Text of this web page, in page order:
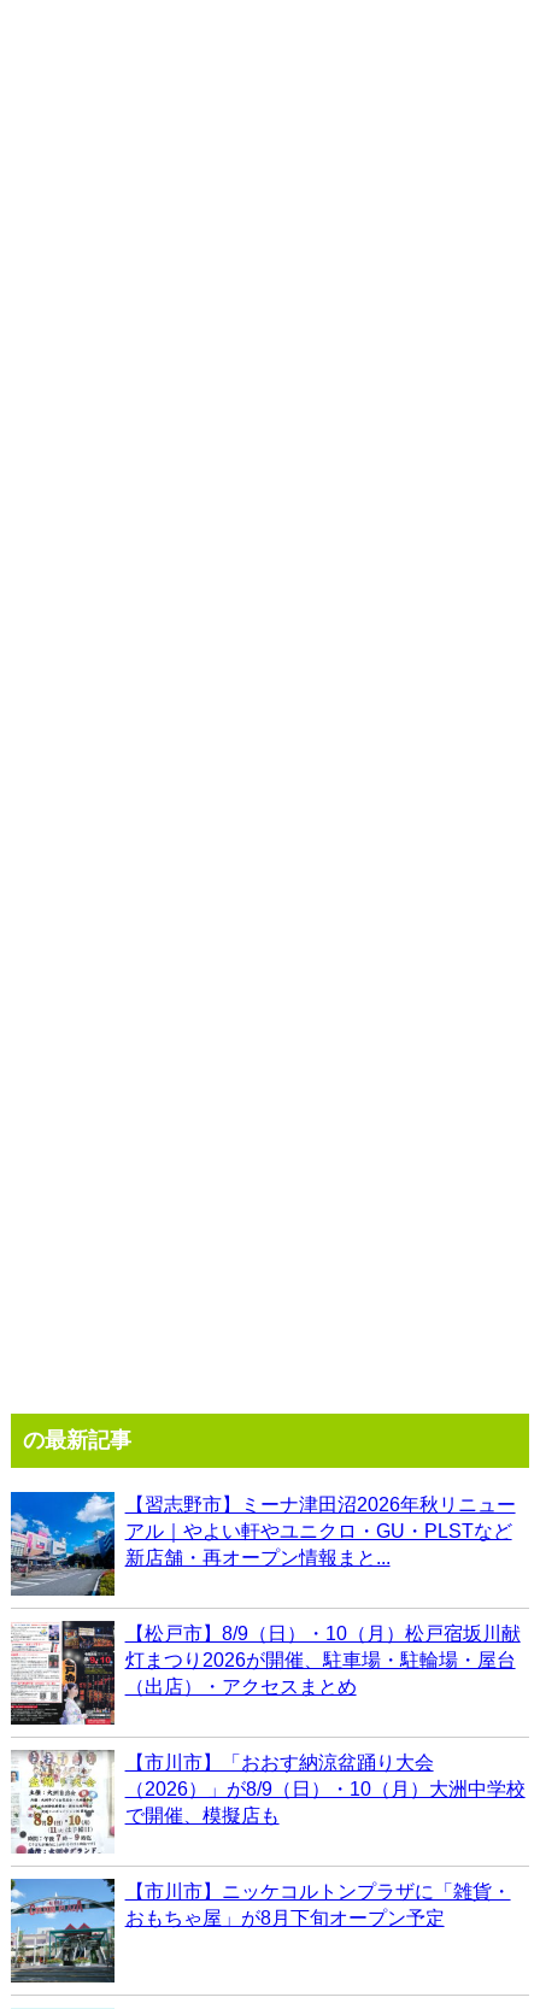
の最新記事
【習志野市】ミーナ津田沼2026年秋リニュー
アル｜やよい軒やユニクロ・GU・PLSTなど
新店舗・再オープン情報まと...
【松戸市】8/9（日）・10（月）松戸宿坂川献
灯まつり2026が開催、駐車場・駐輪場・屋台
（出店）・アクセスまとめ
【市川市】「おおす納涼盆踊り大会
（2026）」が8/9（日）・10（月）大洲中学校
で開催、模擬店も
【市川市】ニッケコルトンプラザに「雑貨・
おもちゃ屋」が8月下旬オープン予定